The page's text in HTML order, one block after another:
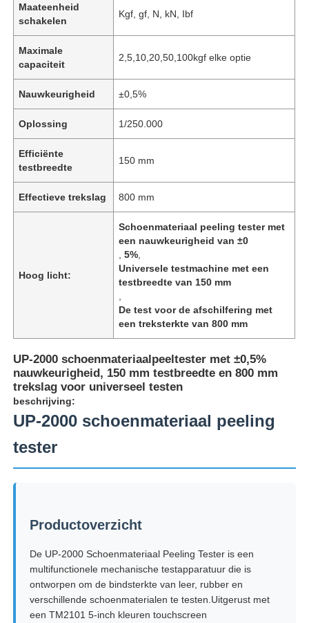
Thuis
Producten
Maateenheid
schakelen
Kgf, gf, N, kN, Ibf
Maximale
capaciteit
2,5,10,20,50,100kgf elke optie
Nauwkeurigheid ±0,5%
Oplossing 1/250.000
Efficiënte
testbreedte
150 mm
Effectieve trekslag 800 mm
Hoog licht:
Schoenmateriaal peeling tester met
een nauwkeurigheid van ±0
,5%
Universele testmachine met een
testbreedte van 150 mm
De test voor de afschilfering met
een treksterkte van 800 mm
UP-2000 schoenmateriaalpeeltester met ±0,5%
nauwkeurigheid, 150 mm testbreedte en 800 mm
trekslag voor universeel testen
beschrijving:
UP-2000 schoenmateriaal peeling
tester
Productoverzicht
De UP-2000 Schoenmateriaal Peeling Tester is een
multifunctionele mechanische testapparatuur die is
ontworpen om de bindsterkte van leer, rubber en
verschillende schoenmaterialen te testen.Uitgerust met
een TM2101 5-inch kleuren touchscreen